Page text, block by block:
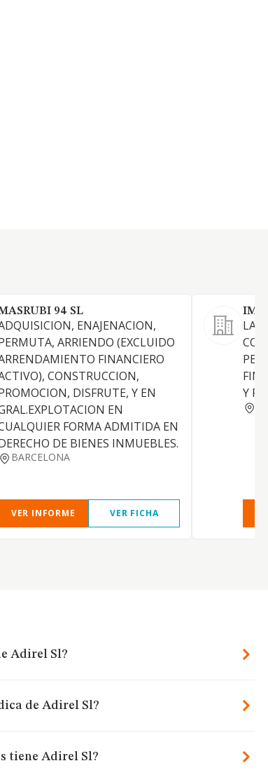
94 SL
ENAJENACION,
ARRIENDO (EXCLUIDO
FINANCIERO
CONSTRUCCION,
DISFRUTE, Y EN
EN
FORMA ADMITIDA EN
DE BIENES INMUEBLES.
BARCELONA
VER INFORME VER FICHA
LA
Y
Adirel Sl?
de Adirel Sl?
tiene Adirel Sl?